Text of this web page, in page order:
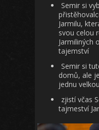
Semir si
Jarmilu,
svou celou
Jarmiliných
tajemství
Semir si
domů, ale
jednu
zjistí včas
tajmeství